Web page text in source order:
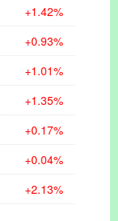
+1.42%
+0.93%
+1.01%
+1.35%
+0.17%
+0.04%
+2.13%